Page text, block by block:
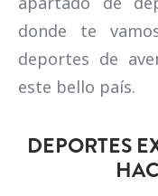
donde te
deportes de
este bello país.
DEPORTES